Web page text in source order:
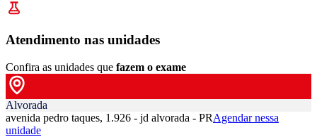
Atendimento nas unidades
Confira as unidades que fazem o exame
Alvorada
avenida pedro taques, 1.926 - jd alvorada - PRAgendar nessa
unidade